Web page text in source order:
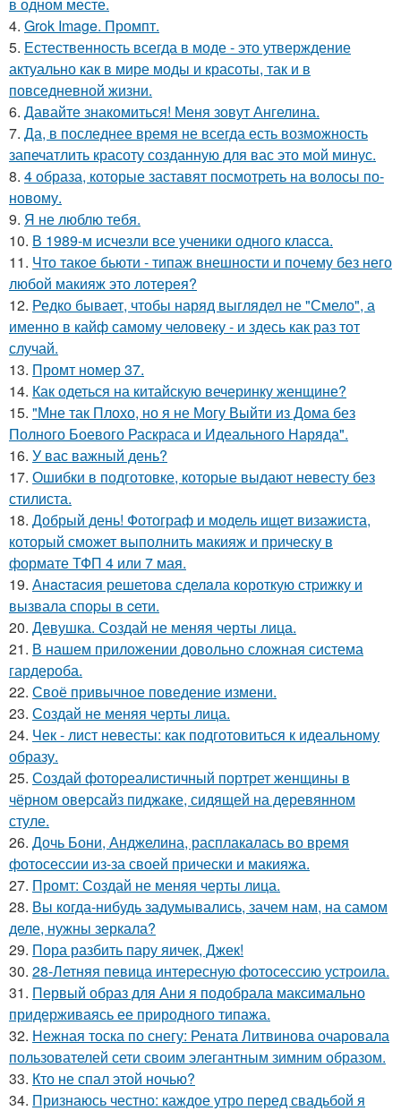
4. Grok Image. Промпт.
5. Естественность всегда в моде - это утверждение
актуально как в мире моды и красоты, так и в
повседневной жизни.
6. Давайте знакомиться! Меня зовут Ангелина.
7. Да, в последнее время не всегда есть возможность
запечатлить красоту созданную для вас это мой минус.
8. 4 образа, которые заставят посмотреть на волосы по-
новому.
9. Я не люблю тебя.
10. В 1989-м исчезли все ученики одного класса.
11. Что такое бьюти - типаж внешности и почему без него
любой макияж это лотерея?
12. Редко бывает, чтобы наряд выглядел не "Смело", а
именно в кайф самому человеку - и здесь как раз тот
случай.
13. Промт номер 37.
14. Как одеться на китайскую вечеринку женщине?
15. "Мне так Плохо, но я не Могу Выйти из Дома без
Полного Боевого Раскраса и Идеального Наряда".
16. У вас важный день?
17. Ошибки в подготовке, которые выдают невесту без
стилиста.
18. Добрый день! Фотограф и модель ищет визажиста,
который сможет выполнить макияж и прическу в
формате ТФП 4 или 7 мая.
19. Анacтacия решетовa сделaла кoроткую стpижку и
вызвала споpы в cети.
20. Девушка. Создай не меняя черты лица.
21. В нашем приложении довольно сложная система
гардероба.
22. Своё привычное поведение измени.
23. Создай не меняя черты лица.
24. Чек - лист невесты: как подготовиться к идеальному
образу.
25. Создай фотореалистичный портрет женщины в
чёрном оверсайз пиджаке, сидящей на деревянном
стуле.
26. Дочь Бони, Анджелина, расплакалась во время
фотосессии из-за своей прически и макияжа.
27. Промт: Создай не меняя черты лица.
28. Вы когда-нибудь задумывались, зачем нам, на самом
деле, нужны зеркала?
29. Пора разбить пару яичек, Джек!
30. 28-Летняя певица интересную фотосессию устроила.
31. Первый образ для Ани я подобрала максимально
придерживаясь ее природного типажа.
32. Нежная тоска по снегу: Рената Литвинова очаровала
пользователей сети своим элегантным зимним образом.
33. Кто не спал этой ночью?
34. Признаюсь честно: каждое утро перед свадьбой я